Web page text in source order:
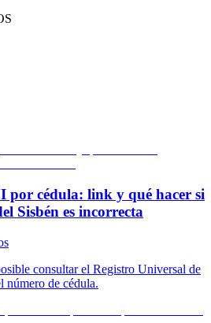
por cédula: link y qué hacer si
Sisbén es incorrecta
consultar el Registro Universal de
número de cédula.